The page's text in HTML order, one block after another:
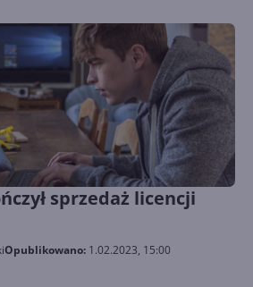
sprzedaż licencji
Opublikowano: 1.02.2023, 15:00